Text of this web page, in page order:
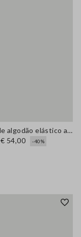
Camisa de algodão elástico azul listrada regular fit
€ 54,00
-40%